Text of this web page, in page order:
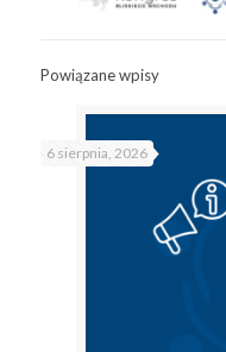
Powiązane wpisy
6 sierpnia, 2026